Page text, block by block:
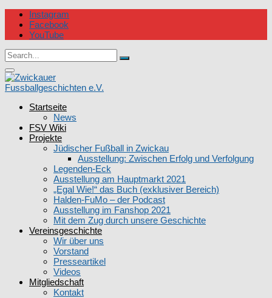
Skip
content
Instagram
Facebook
YouTube
Circular
focus
Search
for:
Search
focus
Zwickauer Fussballgeschichten e.V.
Startseite
News
FSV Wiki
Projekte
Jüdischer Fußball in Zwickau
Ausstellung: Zwischen Erfolg und Verfolgung
Legenden-Eck
Ausstellung am Hauptmarkt 2021
„Egal Wie!“ das Buch (exklusiver Bereich)
Halden-FuMo – der Podcast
Ausstellung im Fanshop 2021
Mit dem Zug durch unsere Geschichte
Vereinsgeschichte
Wir über uns
Vorstand
Presseartikel
Videos
Mitgliedschaft
Kontakt